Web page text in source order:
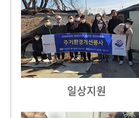
일상지원